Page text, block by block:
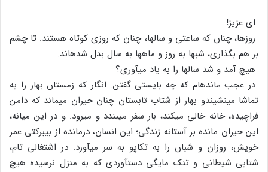
ای عزیز!
روزها، چنان که ساعتی و سال‏ها، چنان که روزی کوتاه هستند. تا چشم
بر هم بگذاری، شبها به روز و ماهها به سال بدل شده‏اند.
هیچ آمد و شد سال‏ها را به یاد می‏آوری؟
در عجب مانده‏ام که چه بایستی گفتن. انگار که زمستان بهار را به
تماشا می‏نشیندو بهار از شتاب تابستان چنان حیران می‏ماند که دامن
فراچیده، خانه خالی می‏کند، بار سفر می‏بندد و می‏رود. و در این میانه،
این حیران مانده بر آستانه زندگی؛ این انسان، درمانده از بی‏برکتی عمر
خویش، روزان و شبان را به تکاپو به سر می‏آورد. در اشتغالی تام،
شتابی شیطانی و تنک مایگی دست‏آوردی که به منزل نرسیده هیچ